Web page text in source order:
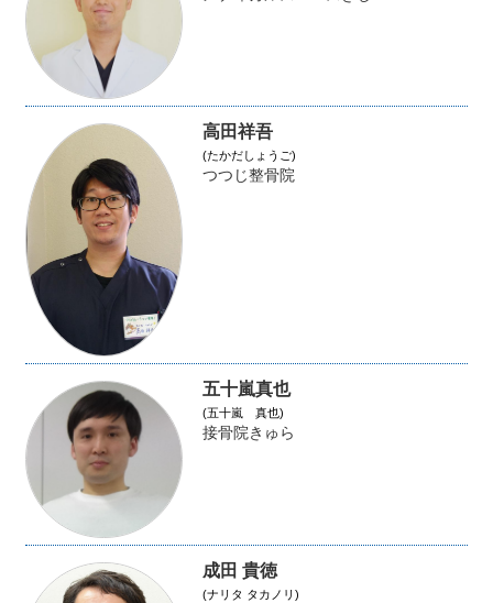
高田祥吾
(たかだしょうご)
つつじ整骨院
五十嵐真也
(五十嵐 真也)
接骨院きゅら
成田 貴徳
(ナリタ タカノリ)